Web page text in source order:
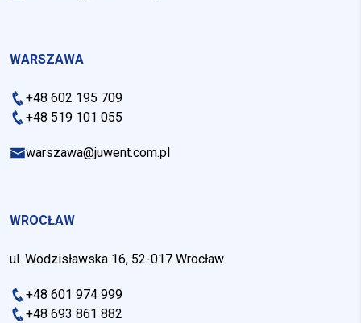
WARSZAWA
+48 602 195 709
+48 519 101 055
warszawa@juwent.com.pl
WROCŁAW
ul. Wodzisławska 16, 52-017 Wrocław
+48 601 974 999
+48 693 861 882